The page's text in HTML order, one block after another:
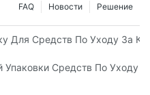
Решение
Новости
FAQ
Для Средств По Уходу За
К Бренду
Упаковки Средств По Уходу